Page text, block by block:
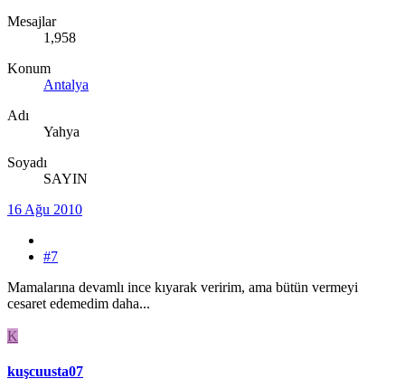
Mesajlar
1,958
Konum
Antalya
Adı
Yahya
Soyadı
SAYIN
16 Ağu 2010
#7
Mamalarına devamlı ince kıyarak veririm, ama bütün vermeyi
cesaret edemedim daha...
K
kuşcuusta07